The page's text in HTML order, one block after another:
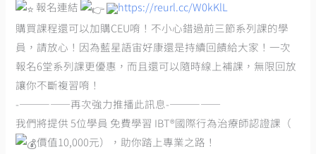
報名連結
https://reurl.cc/W0kKlL
購買課程還可以加購CEU唷！不小心錯過前三節系列課的學
員，請放心！因為藍星語宙好康還是持續回饋給大家！一次
報名6堂系列課更優惠，而且還可以隨時線上補課，無限回放
讓你不斷複習唷！
-—————再次強力推播此訊息-—————
我們將提供 5位學員 免費學習 IBT®國際行為治療師認證課（
價值10,000元），助你踏上專業之路！